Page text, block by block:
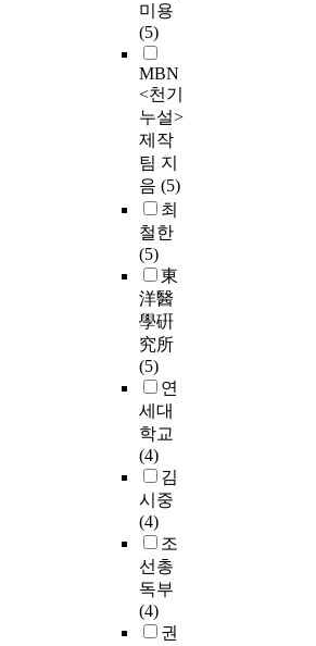
미용
(5)
MBN
<천기
누설>
제작
팀 지
음 (5)
최
철한
(5)
東
洋醫
學硏
究所
(5)
연
세대
학교
(4)
김
시중
(4)
조
선총
독부
(4)
권